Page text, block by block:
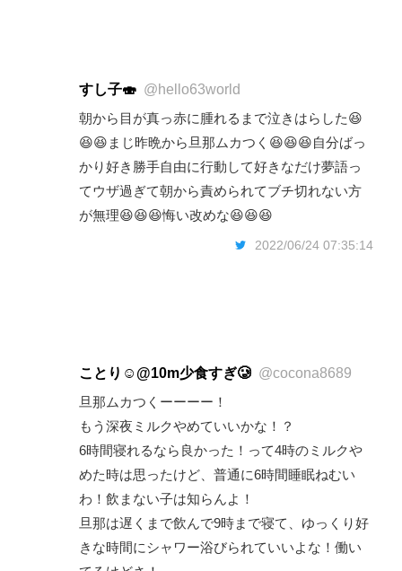
すし子🍣 @hello63world
朝から目が真っ赤に腫れるまで泣きはらした😆
😆😆まじ昨晩から旦那ムカつく😆😆😆自分ばっ
かり好き勝手自由に行動して好きなだけ夢語っ
てウザ過ぎて朝から責められてブチ切れない方
が無理😆😆😆悔い改めな😆😆😆
2022/06/24 07:35:14
ことり☺︎@10m少食すぎ🥲 @cocona8689
旦那ムカつくーーーー！
もう深夜ミルクやめていいかな！？
6時間寝れるなら良かった！って4時のミルクや
めた時は思ったけど、普通に6時間睡眠ねむい
わ！飲まない子は知らんよ！
旦那は遅くまで飲んで9時まで寝て、ゆっくり好
きな時間にシャワー浴びられていいよな！働い